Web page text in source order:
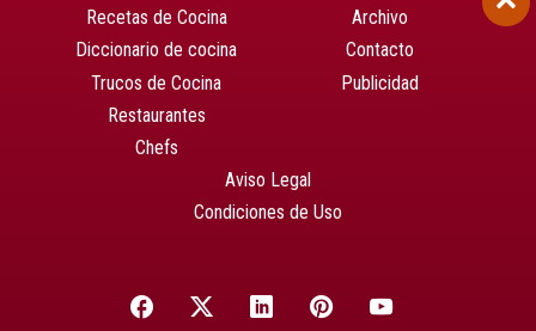
Recetas de Cocina
Diccionario de cocina
Trucos de Cocina
Restaurantes
Chefs
Archivo
Contacto
Publicidad
Aviso Legal
Condiciones de Uso